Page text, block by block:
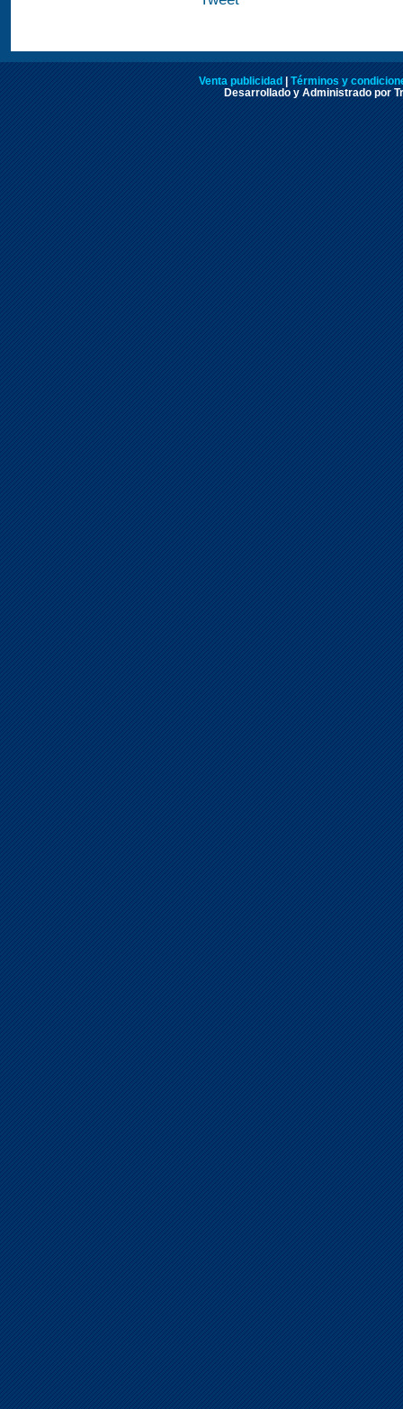
Venta publicidad | Términos y
Desarrollado y Administrado por